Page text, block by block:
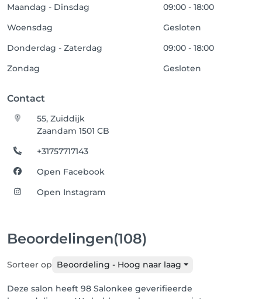
Maandag - Dinsdag
09:00 - 18:00
Woensdag
Gesloten
Donderdag - Zaterdag
09:00 - 18:00
Zondag
Gesloten
Contact
55, Zuiddijk
Zaandam 1501 CB
+31757717143
Open Facebook
Open Instagram
Beoordelingen(108)
Sorteer op Beoordeling - Hoog naar laag
Deze salon heeft 98 Salonkee geverifieerde